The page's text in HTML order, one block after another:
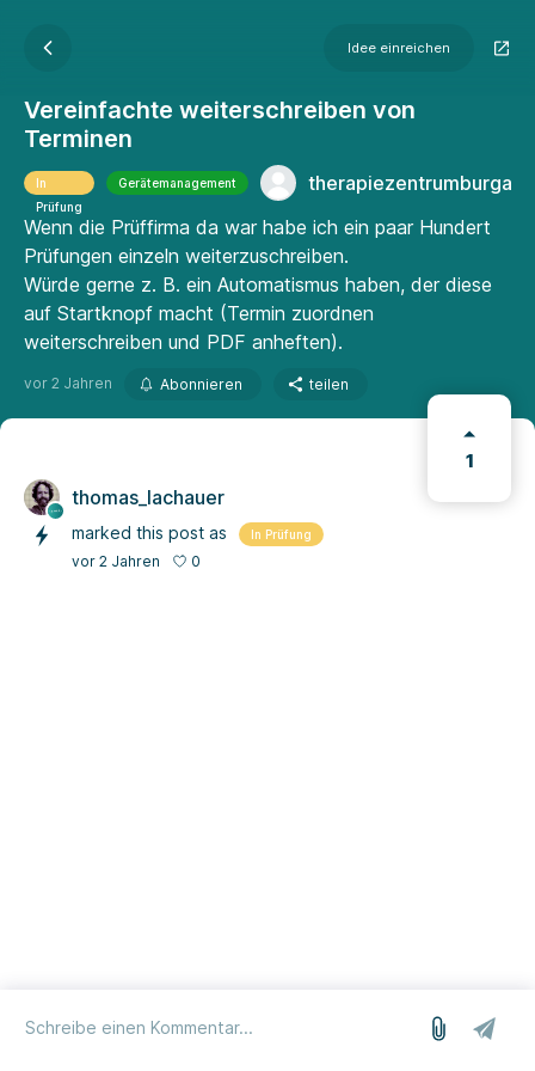
Idee einreichen
Vereinfachte weiterschreiben von
Terminen
In
Prüfung
Gerätemanagement
therapiezentrumburgau
Wenn die Prüffirma da war habe ich ein paar Hundert
Prüfungen einzeln weiterzuschreiben.
Würde gerne z. B. ein Automatismus haben, der diese
auf Startknopf macht (Termin zuordnen
weiterschreiben und PDF anheften).
vor 2 Jahren Abonnieren teilen
1
thomas_lachauer
marked this post as In Prüfung
vor 2 Jahren 0